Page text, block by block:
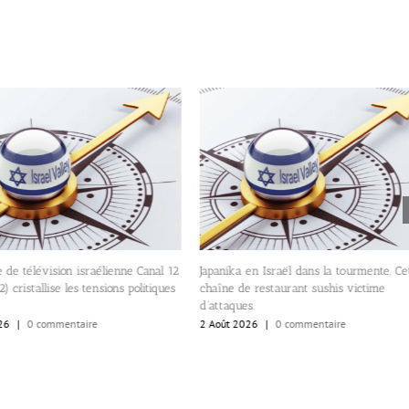
de télévision israélienne Canal 12
cristallise les tensions politiques
| 0 commentaire
Japanika en Israël dans la tourmente.
chaîne de restaurant sushis victime
d’attaques.
2 Août 2026 | 0 commentaire